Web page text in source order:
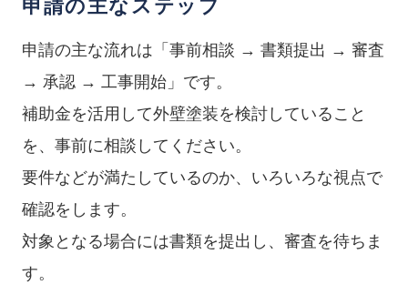
申請の主なステップ
申請の主な流れは「事前相談 → 書類提出 → 審査
→ 承認 → 工事開始」です。
補助金を活用して外壁塗装を検討していること
を、事前に相談してください。
要件などが満たしているのか、いろいろな視点で
確認をします。
対象となる場合には書類を提出し、審査を待ちま
す。